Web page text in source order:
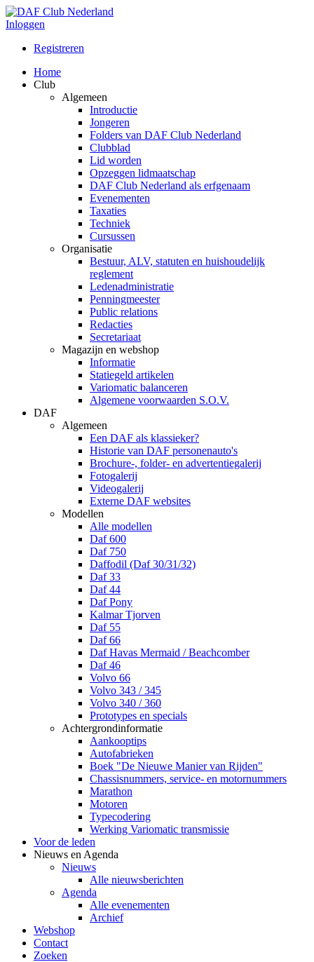
Inloggen
Registreren
Home
Club
Algemeen
Introductie
Jongeren
Folders van DAF Club Nederland
Clubblad
Lid worden
Opzeggen lidmaatschap
DAF Club Nederland als erfgenaam
Evenementen
Taxaties
Techniek
Cursussen
Organisatie
Bestuur, ALV, statuten en huishoudelijk
reglement
Ledenadministratie
Penningmeester
Public relations
Redacties
Secretariaat
Magazijn en webshop
Informatie
Statiegeld artikelen
Variomatic balanceren
Algemene voorwaarden S.O.V.
DAF
Algemeen
Een DAF als klassieker?
Historie van DAF personenauto's
Brochure-, folder- en advertentiegalerij
Fotogalerij
Videogalerij
Externe DAF websites
Modellen
Alle modellen
Daf 600
Daf 750
Daffodil (Daf 30/31/32)
Daf 33
Daf 44
Daf Pony
Kalmar Tjorven
Daf 55
Daf 66
Daf Havas Mermaid / Beachcomber
Daf 46
Volvo 66
Volvo 343 / 345
Volvo 340 / 360
Prototypes en specials
Achtergrondinformatie
Aankooptips
Autofabrieken
Boek "De Nieuwe Manier van Rijden"
Chassisnummers, service- en motornummers
Marathon
Motoren
Typecodering
Werking Variomatic transmissie
Voor de leden
Nieuws en Agenda
Nieuws
Alle nieuwsberichten
Agenda
Alle evenementen
Archief
Webshop
Contact
Zoeken